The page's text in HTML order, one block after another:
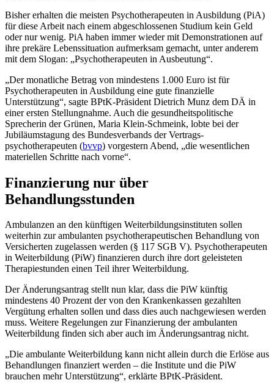
Bisher erhalten die meisten Psychotherapeuten in Ausbildung (PiA)
für diese Arbeit nach einem abgeschlossenen Studium kein Geld
oder nur wenig. PiA haben immer wieder mit Demonstrationen auf
ihre prekäre Lebenssituation aufmerksam gemacht, unter anderem
mit dem Slogan: „Psychotherapeuten in Ausbeutung“.
„Der monatliche Betrag von mindestens 1.000 Euro ist für
Psychotherapeuten in Ausbil­dung eine gute finanzielle
Unterstützung“, sagte BPtK-Präsident Dietrich Munz dem DÄ in
einer ersten Stellungnahme. Auch die gesundheitspolitische
Sprecherin der Grünen, Maria Klein-Schmeink, lobte bei der
Jubiläumstagung des Bundesverbands der Vertrags­
psychotherapeuten (bvvp) vorgestern Abend, „die wesentlichen
materiellen Schritte nach vorne“.
Finanzierung nur über
Behandlungsstunden
Ambulanzen an den künftigen Weiterbildungsinstituten sollen
weiterhin zur ambulanten psychotherapeutischen Behandlung von
Versicherten zugelassen werden (§ 117 SGB V). Psychotherapeuten
in Weiterbildung (PiW) finanzieren durch ihre dort geleisteten
Thera­pie­­stunden einen Teil ihrer Weiterbildung.
Der Änderungsantrag stellt nun klar, dass die PiW künftig
mindestens 40 Prozent der von den Krankenkassen gezahlten
Vergütung erhalten sollen und dass dies auch nachgewie­sen werden
muss. Weitere Regelungen zur Finanzierung der ambulanten
Weiterbildung finden sich aber auch im Änderungsantrag nicht.
„Die ambulante Weiterbildung kann nicht allein durch die Erlöse aus
Behandlungen finanziert werden – die Institute und die PiW
brauchen mehr Unterstützung“, erklärte BPtK-Präsident.